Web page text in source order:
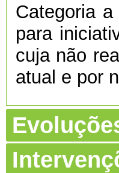
Categoria
para
cuja não
atual e por